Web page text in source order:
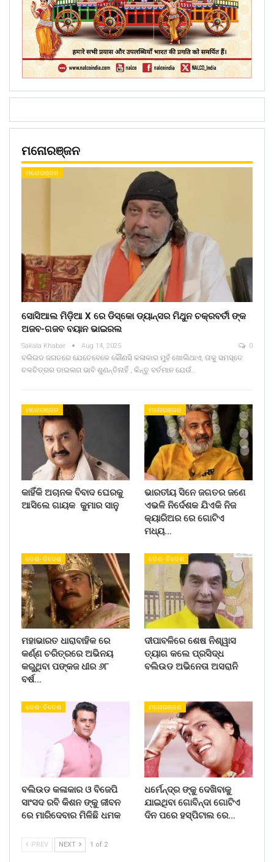
ମନୋରଞ୍ଜନ
ମନୋରଞ୍ଜନ
ସୋସିଆଲ ମିଡ଼ିଆ X ରେ ଡିସ୍କୋ ଡ୍ୟାନ୍ସର ମିଥୁନ ଚକ୍ରବର୍ତୀ ଙ୍କ
ଅଜବ-ଗଜବ ବୟାନ ଭାଇରଲ
Sakala Khabar Aug 14, 2025 0
ବଲିଉଡ ଜଗତରେ ଯେତେବେଳେ କୌଣସି କଳାକାର ମୁହଁ ଖୋଲିଥାଏ, ତାକୁ ସମସ୍ତେ
ଚଳଚିତ୍ରର ଡାଇଲଗ ଭାବି ଶୁଣନ୍ତିନାହିଁ , କିନ୍ତୁ ବର୍ତମାନ ଯେଉଁ…
ମନୋରଞ୍ଜନ
କାହିଁକି ଅଚାନକ ବିବାଦ ଘେରକୁ
ଆସିଲେ ଗାୟକ କୁମାର ସାନୁ
ମନୋରଞ୍ଜନ
ଭାରତୀୟ ସିନେ ଜଗତର ଜଣେ
ଏଭଳି ନିର୍ଦେଶକ ଯିଏକି ନିଜ
କ୍ୟାରିଅର ରେ ଗୋଟିଏ
ମଧ୍ୟ…
ଦେଶ- ବିଦେଶ
ମହାଭାରତ ଧାରାବାହିକ ରେ
କର୍ଣ୍ଣ ଚରିତ୍ରରେ ଅଭିନୟ
କରୁଥିବା ପଙ୍କଜ ଧୀର ୬୮
ବର୍ଷ…
ଦେଶ- ବିଦେଶ
ଦୀପାବଳିରେ ଶେଷ ନିଶ୍ୱାସ
ତ୍ୟାଗ କଲେ ପ୍ରସିଦ୍ଧ
ବଲିଉଡ ଅଭିନେତା ଅସରାନି
ଦେଶ- ବିଦେଶ
ବଲିଉଡ କଳାକାର ଓ ବିଜେପି
ସାଂସଦ ରବି କିଶନ ଙ୍କୁ ଜୀବନ
ରେ ମାରିଦେବାର ମିଳିଛି ଧମକ
ମନୋରଞ୍ଜନ
ଧର୍ମେନ୍ଦ୍ର ଙ୍କୁ ଦେଖିବାକୁ
ଯାଇଥିବା ଗୋବିନ୍ଦା ଗୋଟିଏ
ଦିନ ପରେ ହସ୍ପିଟାଲ ରେ…
PREV NEXT 1 of 2